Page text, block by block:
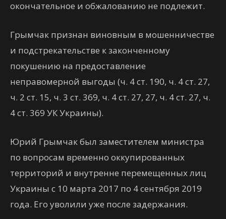
окончательное и обжалованию не подлежит.
Грымчак признан виновным в мошенничестве
и подстрекательстве к законченному
покушению на предоставление
неправомерной выгоды (ч. 4 ст. 190, ч. 4 ст. 27,
ч. 2 ст. 15, ч. 3 ст. 369, ч. 4 ст. 27, 27, ч. 4 ст. 27, ч.
4 ст. 369 УК Украины).
Юрий Грымчак был заместителем министра
по вопросам временно оккупированных
территорий и внутренне перемещенных лиц
Украины с 10 марта 2017 по 4 сентября 2019
года. Его уволили уже после задержания.